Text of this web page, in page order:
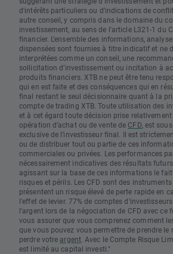
d'intérêts particuliers ou d'indications de
autre conseil, y compris dans le domaine du
investissement, au sens de l'article L321-1 du
financier. L’ensemble des informations,
dispensées sont fournies à titre indicatif et ne
interprétées comme un conseil, une
sollicitation d’investissement ou incitation à
produits financiers. XTB ne peut être tenu
qui en est faite et des conséquences qui en
final restant le seul décisionnaire quant à la
compte de trading XTB. Toute utilisation des
et à cet égard toute décision prise
opération d’achat ou de vente de CFD , est
exclusive de l’investisseur final. Il est
ou de distribuer tout ou partie de ces
commerciales ou privées. Les performances
nécessairement indicatives des résultats
agissant sur la base de ces informations le
risques et périls. Les CFD sont des
présentent un risque élevé de perte rapide en
l'effet de levier. 77% de comptes
l'argent lors de la négociation de CFD avec ce
vous assurer que vous comprenez comment
que vous pouvez vous permettre de prendre le
perdre votre argent. Avec le Compte Risque
est limité au capital investi."